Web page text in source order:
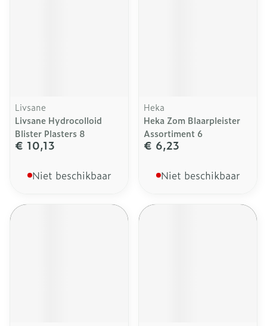
Livsane
Livsane Hydrocolloid
Blister Plasters 8
€ 10,13
Niet beschikbaar
Heka
Heka Zom Blaarpleister
Assortiment 6
€ 6,23
Niet beschikbaar